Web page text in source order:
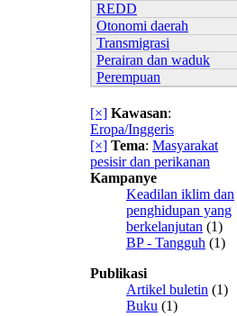
REDD
Otonomi daerah
Transmigrasi
Perairan dan waduk
Perempuan
[×] Kawasan:
Eropa/Inggeris
[×] Tema: Masyarakat
pesisir dan perikanan
Kampanye
Keadilan iklim dan
penghidupan yang
berkelanjutan (1)
BP - Tangguh (1)
Publikasi
Artikel buletin (1)
Buku (1)